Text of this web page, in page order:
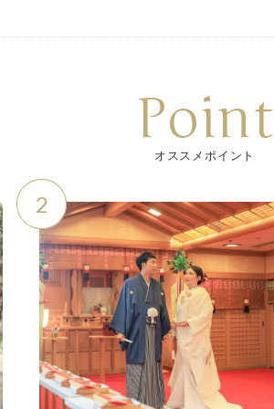
Point
オススメポイント
2